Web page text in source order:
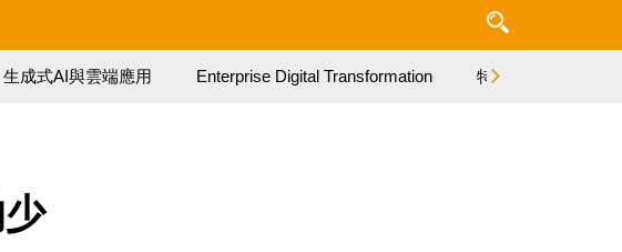
生成式AI與雲端應用 Enterprise Digital Transformation 特集